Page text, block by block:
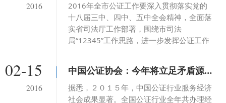
2016
2016年全市公证工作要深入贯彻落实党的
十八届三中、四中、五中全会精神，全面落
实省司法厅工作部署，围绕市司法
局“12345”工作思路，进一步发挥公证工作
用，引导公证行业建设完备...
02-15
2016
中国公证协会：今年将立足矛盾源头化解风险服务经济社会发展
​据悉，２０１５年，中国公证行业服务经济
社会成果显著。全国公证行业全年共办理经